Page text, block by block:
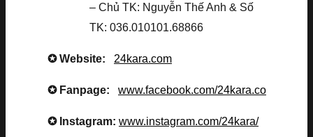
– Chủ TK: Nguyễn Thế Anh & Số
TK: 036.010101.68866
✪ Website: 24kara.com
✪ Fanpage: www.facebook.com/24kara.co
✪ Instagram: www.instagram.com/24kara/